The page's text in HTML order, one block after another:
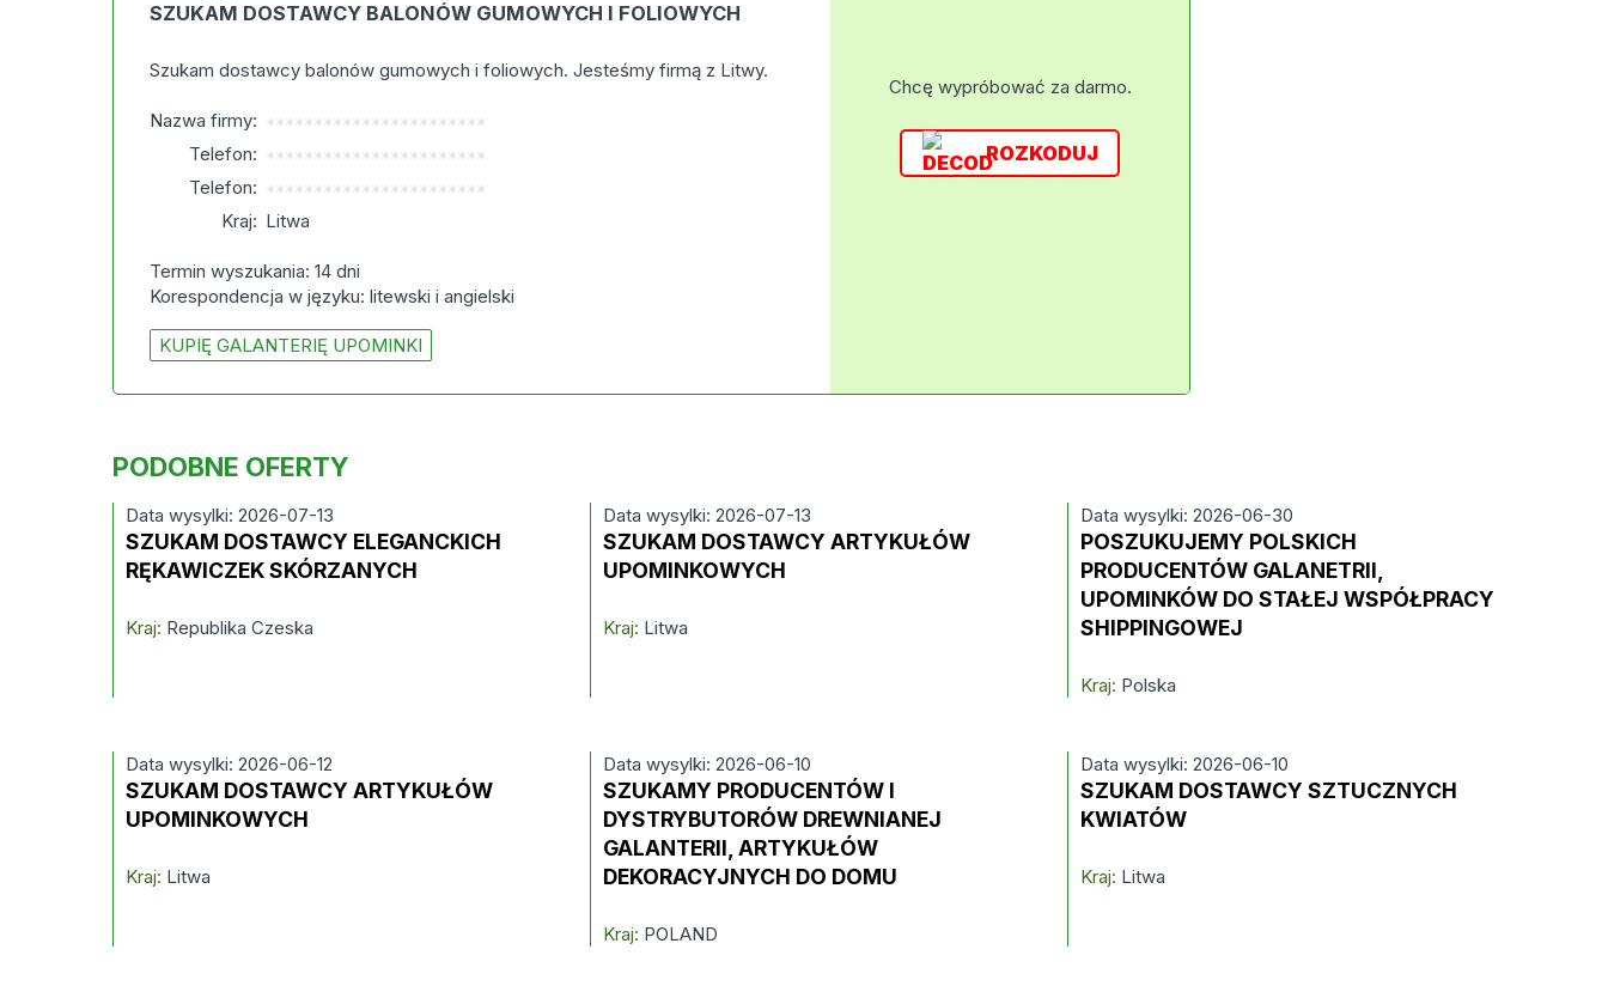
SZUKAM DOSTAWCY BALONÓW GUMOWYCH I FOLIOWYCH
Szukam dostawcy balonów gumowych i foliowych. Jesteśmy firmą z Litwy.
Nazwa firmy: ***********************
Telefon: ***********************
Telefon: ***********************
Kraj: Litwa
Termin wyszukania: 14 dni
Korespondencja w języku: litewski i angielski
KUPIĘ GALANTERIĘ UPOMINKI
Chcę wypróbować za darmo.
ROZKODUJ
PODOBNE OFERTY
Data wysylki: 2026-07-13
SZUKAM DOSTAWCY ELEGANCKICH
RĘKAWICZEK SKÓRZANYCH
Kraj: Republika Czeska
Data wysylki: 2026-07-13
SZUKAM DOSTAWCY ARTYKUŁÓW
UPOMINKOWYCH
Kraj: Litwa
Data wysylki: 2026-06-30
POSZUKUJEMY POLSKICH
PRODUCENTÓW GALANETRII,
UPOMINKÓW DO STAŁEJ WSPÓŁPRACY
SHIPPINGOWEJ
Kraj: Polska
Data wysylki: 2026-06-12
SZUKAM DOSTAWCY ARTYKUŁÓW
UPOMINKOWYCH
Kraj: Litwa
Data wysylki: 2026-06-10
SZUKAMY PRODUCENTÓW I
DYSTRYBUTORÓW DREWNIANEJ
GALANTERII, ARTYKUŁÓW
DEKORACYJNYCH DO DOMU
Kraj: POLAND
Data wysylki: 2026-06-10
SZUKAM DOSTAWCY SZTUCZNYCH
KWIATÓW
Kraj: Litwa